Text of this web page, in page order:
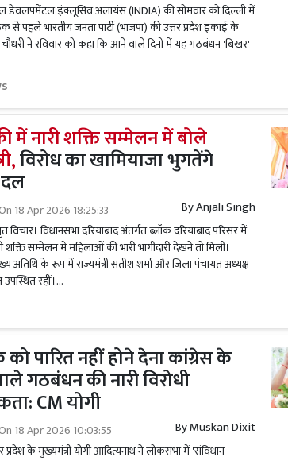
डेवलपमेंटल इंक्लूसिव अलायंस (INDIA) की सोमवार को दिल्ली में
से पहले भारतीय जनता पार्टी (भाजपा) की उत्तर प्रदेश इकाई के
ने रविवार को कहा कि आने वाले दिनों में यह गठबंधन 'बिखर'
में नारी शक्ति सम्मेलन में बोले
विरोध का खामियाजा भुगतेंगे
दल
18 Apr 2026 18:25:33 ByAnjali Singh
विचार। विधानसभा दरियाबाद अंतर्गत ब्लॉक दरियाबाद परिसर में
शक्ति सम्मेलन में महिलाओं की भारी भागीदारी देखने तो मिली।
अतिथि के रूप में राज्यमंत्री सतीश शर्मा और जिला पंचायत अध्यक्ष
उपस्थित रहीं।...
पारित नहीं होने देना कांग्रेस के
गठबंधन की नारी विरोधी
CM योगी
18 Apr 2026 10:03:55 ByMuskan Dixit
के मुख्यमंत्री योगी आदित्यनाथ ने लोकसभा में 'संविधान